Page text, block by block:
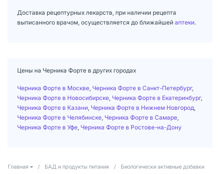
Доставка рецептурных лекарств, при наличии рецепта
выписанного врачом, осуществляется до ближайшей аптеки.
Цены на Черника Форте в других городах
Черника Форте в Москве Черника Форте в Санкт-Петербург,
Черника Форте в Новосибирске Черника Форте в Екатеринбург,
Черника Форте в Казани Черника Форте в Нижнем Новгород
Черника Форте в Челябинске Черника Форте в Самаре
Черника Форте в Уфе Черника Форте в Ростове-на-Дону
Главная / БАД и продукты питания /
Биологически активные добавки